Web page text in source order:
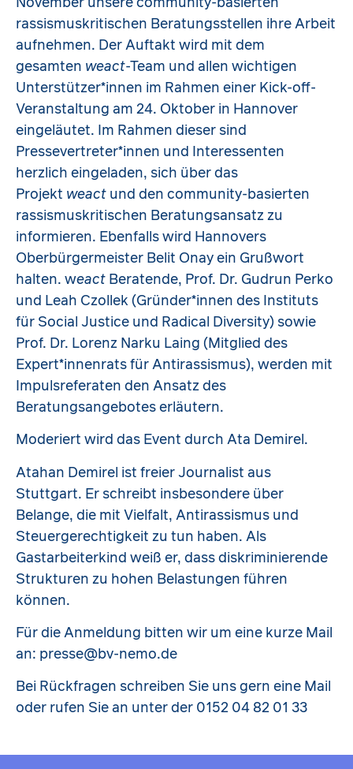
November unsere community-basierten
rassismuskritischen Beratungsstellen ihre Arbeit
aufnehmen. Der Auftakt wird mit dem
gesamten weact-Team und allen wichtigen
Unterstützer*innen im Rahmen einer Kick-off-
Veranstaltung am 24. Oktober in Hannover
eingeläutet. Im Rahmen dieser sind
Pressevertreter*innen und Interessenten
herzlich eingeladen, sich über das
Projekt weact und den community-basierten
rassismuskritischen Beratungsansatz zu
informieren. Ebenfalls wird Hannovers
Oberbürgermeister Belit Onay ein Grußwort
halten. weact Beratende, Prof. Dr. Gudrun Perko
und Leah Czollek (Gründer*innen des Instituts
für Social Justice und Radical Diversity) sowie
Prof. Dr. Lorenz Narku Laing (Mitglied des
Expert*innenrats für Antirassismus), werden mit
Impulsreferaten den Ansatz des
Beratungsangebotes erläutern.
Moderiert wird das Event durch Ata Demirel.
Atahan Demirel ist freier Journalist aus
Stuttgart. Er schreibt insbesondere über
Belange, die mit Vielfalt, Antirassismus und
Steuergerechtigkeit zu tun haben. Als
Gastarbeiterkind weiß er, dass diskriminierende
Strukturen zu hohen Belastungen führen
können.
Für die Anmeldung bitten wir um eine kurze Mail
an: presse@bv-nemo.de
Bei Rückfragen schreiben Sie uns gern eine Mail
oder rufen Sie an unter der 0152 04 82 01 33